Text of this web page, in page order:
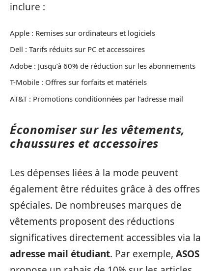
inclure :
Apple : Remises sur ordinateurs et logiciels
Dell : Tarifs réduits sur PC et accessoires
Adobe : Jusqu’à 60% de réduction sur les abonnements
T-Mobile : Offres sur forfaits et matériels
AT&T : Promotions conditionnées par l’adresse mail
Économiser sur les vêtements,
chaussures et accessoires
Les dépenses liées à la mode peuvent
également être réduites grâce à des offres
spéciales. De nombreuses marques de
vêtements proposent des réductions
significatives directement accessibles via la
adresse mail étudiant. Par exemple, ASOS